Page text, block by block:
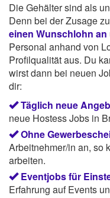
Die Gehälter sind als
Denn bei der Zusage
einen Wunschlohn an
Personal anhand von
Profilqualität aus. Du
wirst dann bei neuen
dir:
Täglich neue
neue Hostess Jobs in
Ohne
Arbeitnehmer/in an, so
arbeiten.
Eventjobs für
Erfahrung auf Events